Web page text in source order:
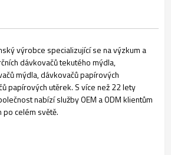
výrobce specializující se na výzkum a
dávkovačů tekutého mýdla,
mýdla, dávkovačů papírových
papírových utěrek. S více než 22 lety
nabízí služby OEM a ODM klientům
po celém světě.